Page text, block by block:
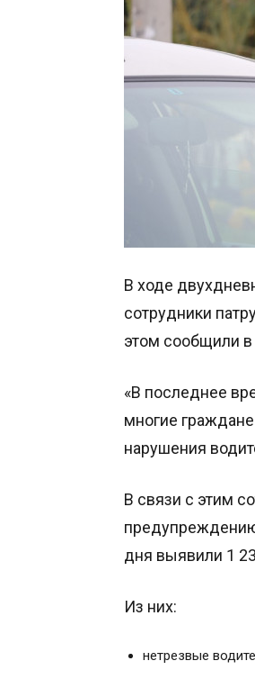
В ходе
сотрудники
этом сообщили
«В последнее
многие
нарушения
В связи с этим
дня выявили 1
Из них:
нетрезвые